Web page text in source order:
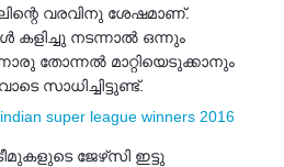
വരവിനു ശേഷമാണ്.
നടന്നാൽ ഒന്നും
തോന്നൽ മാറ്റിയെടുക്കാനും
സാധിച്ചിട്ടുണ്ട്.
ജേഴ്‌സി ഇട്ടു